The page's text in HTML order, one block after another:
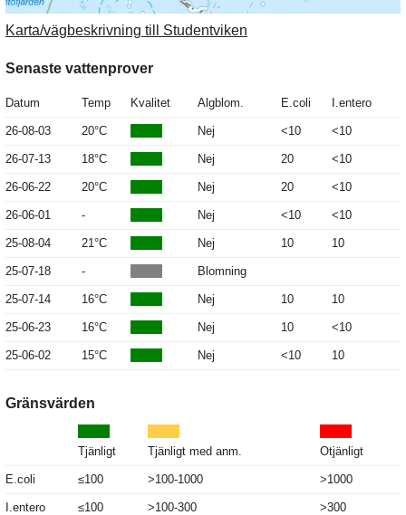
Karta/vägbeskrivning till Studentviken
Senaste vattenprover
Datum Temp Kvalitet Algblom. E.coli I.entero
26-08-03 20°C Nej <10 <10
26-07-13 18°C Nej 20 <10
26-06-22 20°C Nej 20 <10
26-06-01 - Nej <10 <10
25-08-04 21°C Nej 10 10
25-07-18 - Blomning
25-07-14 16°C Nej 10 10
25-06-23 16°C Nej 10 <10
25-06-02 15°C Nej <10 10
Gränsvärden
Tjänligt Tjänligt med anm. Otjänligt
E.coli ≤100 >100-1000 >1000
I.entero ≤100 >100-300 >300